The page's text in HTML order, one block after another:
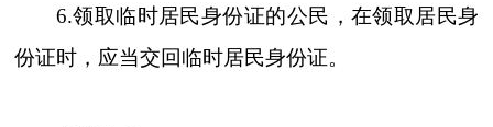
6.领取临时居民身份证的公民，在领取居民身
份证时，应当交回临时居民身份证。